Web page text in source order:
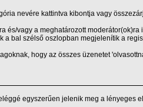
nevére kattintva kibontja vagy
és/vagy a meghatározott moderátor(ok)ra
a bal szélső oszlopban megjelenítik a
hogy az összes üzenetet
egyszerűen jelenik meg a lényeges